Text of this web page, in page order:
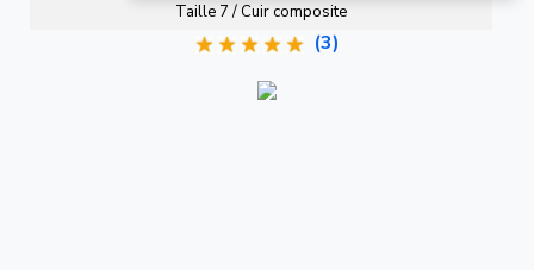
Taille 7 / Cuir composite
(3)